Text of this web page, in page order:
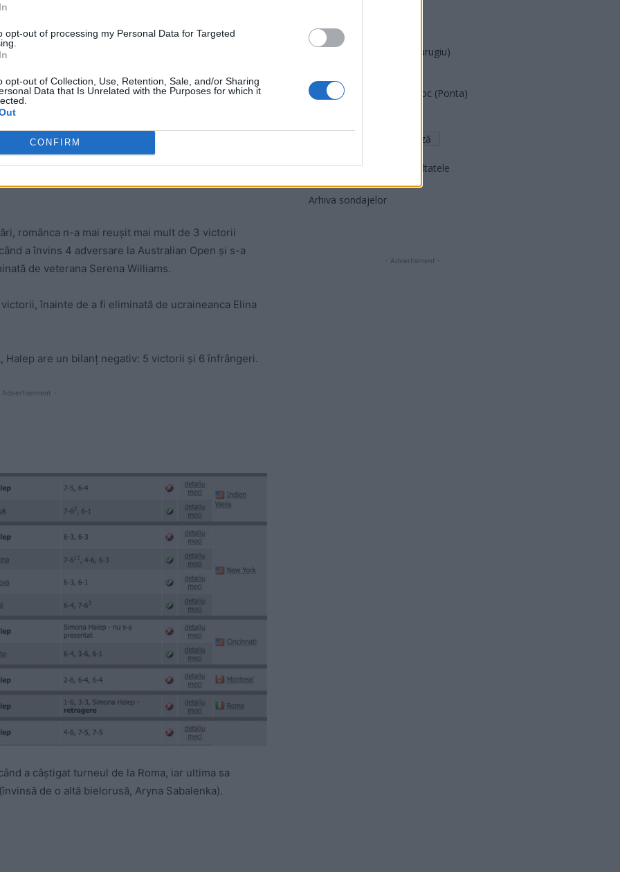
opt-out of processing my Personal Data for Targeted
opt-out of Collection, Use, Retention, Sale, and/or Sharing
Data that Is Unrelated with the Purposes for which it
CONFIRM
-
românca n-a mai reușit mai mult de 3 victorii
a învins 4 adversare la Australian Open și s-a
de veterana Serena Williams.
înainte de a fi eliminată de ucraineanca Elina
Halep are un bilanț negativ: 5 victorii și 6 înfrângeri.
Advertisement -
a câștigat turneul de la Roma, iar ultima sa
de o altă bielorusă, Aryna Sabalenka).
PNCR (Terheș)
Partidul Patrioților (Surugiu)
România pe Primul Loc (Ponta)
Arată rezultatele
Arhiva sondajelor
- Advertisment -